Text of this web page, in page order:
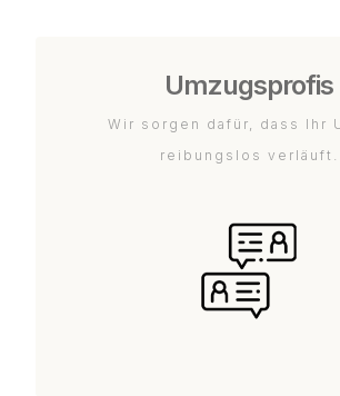
Umzugsprofis
Wir sorgen dafür, dass Ihr
reibungslos verläuft.